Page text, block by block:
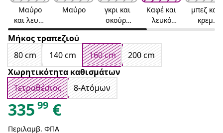
Μαύρο
και λευκό
κρεμ
Μαύρο
γκρι και
σκούρο
γκρι
Καφέ και
λευκό
κρεμ
μπεζ και
κρεμ
λευκό
Μήκος τραπεζιού
80 cm
140 cm 160 cm
200 cm
Χωρητικότητα καθισμάτων
Τετραθέσιος
8-Ατόμων
335 99 €
Περιλαμβ. ΦΠΑ